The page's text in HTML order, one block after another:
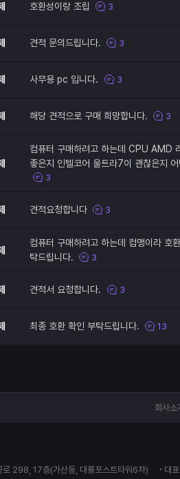
호환성이랑 조립 3
견적 문의드립니다. 3
사무용 pc 입니다. 3
해당 견적으로 구매 희망합니다. 3
컴퓨터 구매하려고 하는데 CPU
좋은지 인텔코어 울트라7이 괜찮은지
3
견적요청합니다 3
컴퓨터 구매하려고 하는데 컴맹이라 호
탁드립니다.
3
견적서 요청합니다. 3
최종 호환 확인 부탁드립니다. 13
회사소
298, 17층(가산동, 대륭포스트타워6차) 대